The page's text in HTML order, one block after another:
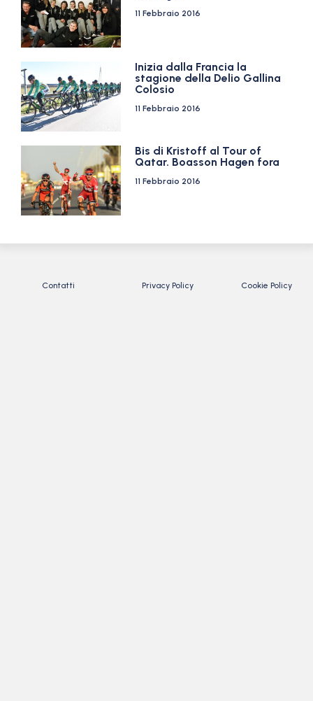
11 Febbraio 2016
Inizia dalla Francia la
stagione della Delio Gallina
Colosio
11 Febbraio 2016
Bis di Kristoff al Tour of
Qatar. Boasson Hagen fora
11 Febbraio 2016
Contatti Privacy Policy Cookie Policy